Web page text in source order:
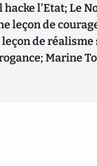
l'Etat; Le
leçon de
de réalisme
Marine